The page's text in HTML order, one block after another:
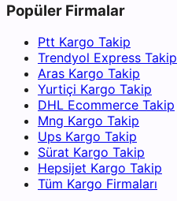
Popüler Firmalar
Ptt Kargo Takip
Trendyol Express Takip
Aras Kargo Takip
Yurtiçi Kargo Takip
DHL Ecommerce Takip
Mng Kargo Takip
Ups Kargo Takip
Sürat Kargo Takip
Hepsijet Kargo Takip
Tüm Kargo Firmaları